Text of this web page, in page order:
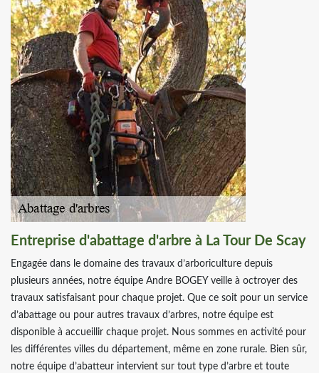
Entreprise d'abattage d'arbre à La Tour De Scay
Engagée dans le domaine des travaux d’arboriculture depuis
plusieurs années, notre équipe Andre BOGEY veille à octroyer des
travaux satisfaisant pour chaque projet. Que ce soit pour un service
d’abattage ou pour autres travaux d’arbres, notre équipe est
disponible à accueillir chaque projet. Nous sommes en activité pour
les différentes villes du département, même en zone rurale. Bien sûr,
notre équipe d’abatteur intervient sur tout type d’arbre et toute